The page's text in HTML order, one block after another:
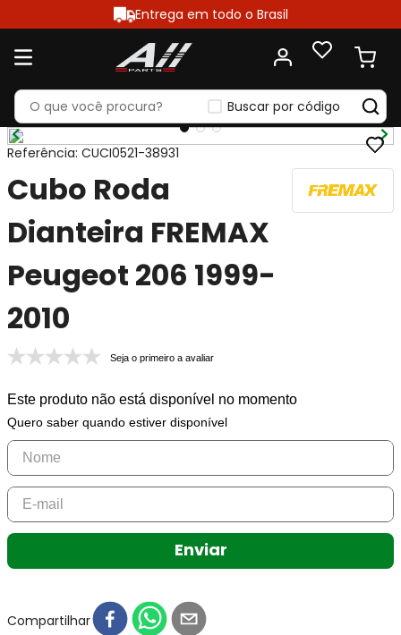
Entrega em todo o Brasil
Buscar por código
Referência: CUCI0521-38931
Cubo Roda
Dianteira FREMAX
Peugeot 206 1999-
2010
Seja o primeiro a avaliar
Este produto não está disponível no momento
Quero saber quando estiver disponível
Enviar
Compartilhar